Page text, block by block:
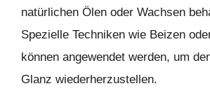
natürlichen Ölen oder Wachsen
Spezielle Techniken wie Beizen
können angewendet werden, um
Glanz wiederherzustellen.